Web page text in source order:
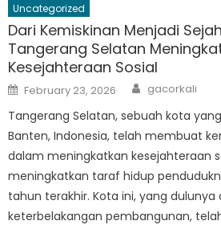
Uncategorized
Dari Kemiskinan Menjadi
Tangerang Selatan
Kesejahteraan Sosial
Posted
on
February 23, 2026 Author
gacorkali
Tangerang Selatan, sebuah kota
Banten, Indonesia, telah membuat
dalam meningkatkan kesejahteraan
meningkatkan taraf hidup
tahun terakhir. Kota ini, yang dulunya
keterbelakangan pembangunan,